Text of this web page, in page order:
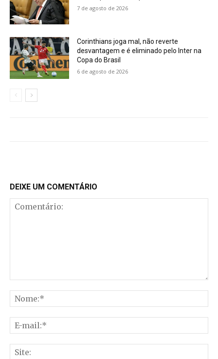
7 de agosto de 2026
Corinthians joga mal, não reverte
desvantagem e é eliminado pelo Inter na
Copa do Brasil
6 de agosto de 2026
DEIXE UM COMENTÁRIO